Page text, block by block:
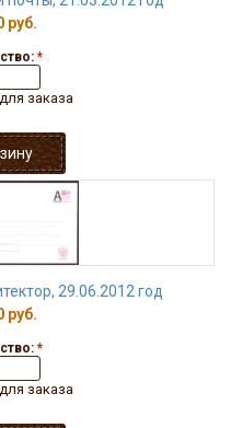
руб.
*
заказа
29.06.2012 год
руб.
*
заказа